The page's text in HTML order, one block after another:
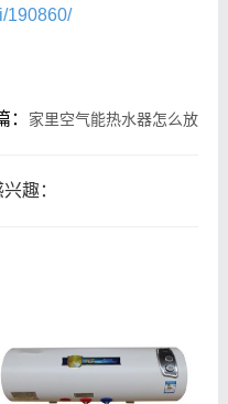
190860/
： 家里空气能热水器怎么放
趣：